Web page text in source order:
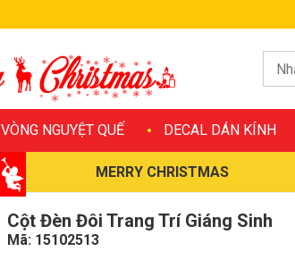
VÒNG NGUYỆT QUẾ DECAL DÁN KÍNH
MERRY CHRISTMAS
Cột Đèn Đôi Trang Trí Giáng Sinh
Mã: 15102513